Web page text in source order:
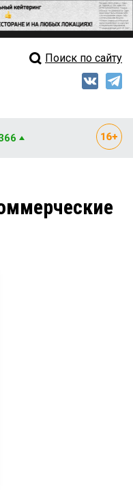
Свежий выпуск
Рейтинги
Поиск по сайту